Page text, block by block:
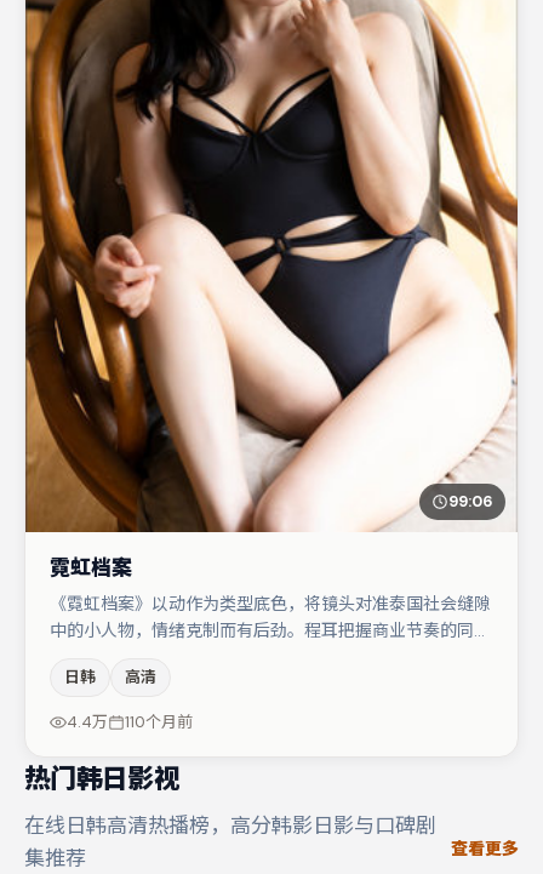
99:06
霓虹档案
《霓虹档案》以动作为类型底色，将镜头对准泰国社会缝隙
中的小人物，情绪克制而有后劲。程耳把握商业节奏的同时
杨幂的对手戏构成全片情感锚点，于和伟则以细节塑造推动
谜题层层揭开。若你偏爱强类型与清晰主线，这部作品值得
日韩 高清
4.4万 110个月前
热门韩日影视
在线日韩高清热播榜，高分韩影日影与口碑剧
集推荐
查看更多